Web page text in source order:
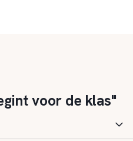
voor de klas"